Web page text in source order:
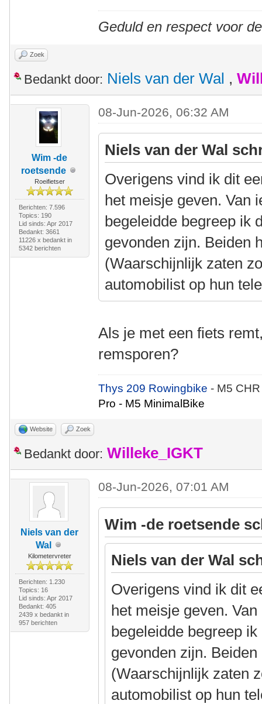
Geduld en respect voor
Zoek
Bedankt door: Niels van der Wal ,
Wim -de
roetsende
Roeifietser
Berichten: 7.596
Topics: 190
Lid sinds: Apr 2017
Bedankt: 3661
11226 x bedankt in
5342 berichten
08-Jun-2026, 06:32 AM
Niels van der Wal
Overigens vind ik dit
het meisje geven. Van
begeleidde begreep ik
gevonden zijn. Beiden
(Waarschijnlijk zaten
automobilist op hun
Als je met een fiets
remsporen?
Thys 209 Rowingbike- M5
Pro - M5 MinimalBike
Website Zoek
Bedankt door: Willeke_IGKT
Niels van der
Wal
Kilometervreter
Berichten: 1.230
Topics: 16
Lid sinds: Apr 2017
Bedankt: 405
2439 x bedankt in
957 berichten
08-Jun-2026, 07:01 AM
Wim -de roetsende
Niels van der Wal
Overigens vind ik dit
het meisje geven.
begeleidde begreep
gevonden zijn.
(Waarschijnlijk zaten
automobilist op hun